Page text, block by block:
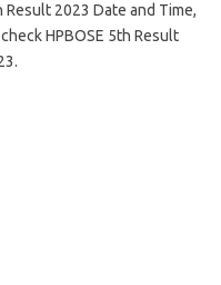
Result 2023 Date and Time,
HPBOSE 5th Result